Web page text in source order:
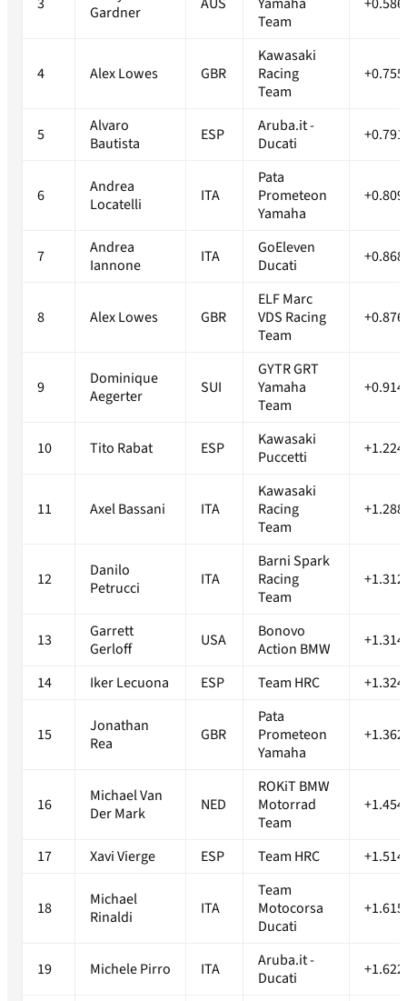
Gardner
Team
4 Alex Lowes GBR
Kawasaki
Racing
Team
5
Alvaro
Bautista
ESP
Aruba.it -
Ducati
6
Andrea
Locatelli
ITA
Pata
Prometeon
Yamaha
7
Andrea
Iannone
ITA
GoEleven
Ducati
8 Alex Lowes GBR
ELF Marc
VDS Racing
Team
9
Dominique
Aegerter
SUI
GYTR GRT
Yamaha
Team
10 Tito Rabat ESP
Kawasaki
Puccetti
11 Axel Bassani ITA
Kawasaki
Racing
Team
12
Danilo
Petrucci
ITA
Barni Spark
Racing
Team
13
Garrett
Gerloff
USA
Bonovo
Action BMW
14 Iker Lecuona ESP Team HRC
15
Jonathan
Rea
GBR
Pata
Prometeon
Yamaha
16
Michael Van
Der Mark
NED
ROKiT BMW
Motorrad
Team
17 Xavi Vierge ESP Team HRC
18
Michael
Rinaldi
ITA
Team
Motocorsa
Ducati
19 Michele Pirro ITA
Aruba.it -
Ducati